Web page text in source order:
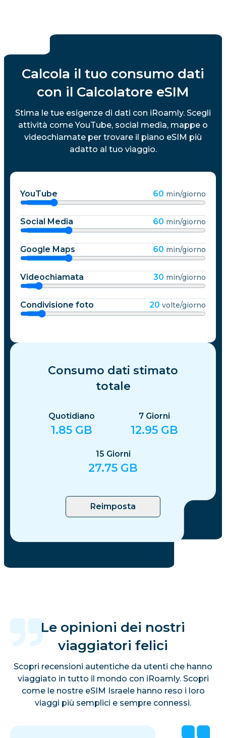
Calcola il tuo consumo dati
con il Calcolatore eSIM
Stima le tue esigenze di dati con iRoamly. Scegli
attività come YouTube, social media, mappe o
videochiamate per trovare il piano eSIM più
adatto al tuo viaggio.
YouTube 60 min/giorno
Social Media 60 min/giorno
Google Maps 60 min/giorno
Videochiamata 30 min/giorno
Condivisione foto 20 volte/giorno
Consumo dati stimato
totale
Quotidiano
1.85 GB
7 Giorni
12.95 GB
15 Giorni
27.75 GB
Reimposta
Le opinioni dei nostri
viaggiatori felici
Scopri recensioni autentiche da utenti che hanno
viaggiato in tutto il mondo con iRoamly. Scopri
come le nostre eSIM Israele hanno reso i loro
viaggi più semplici e sempre connessi.